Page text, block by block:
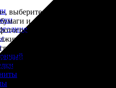
выберите тип
и
для
и
для
свои